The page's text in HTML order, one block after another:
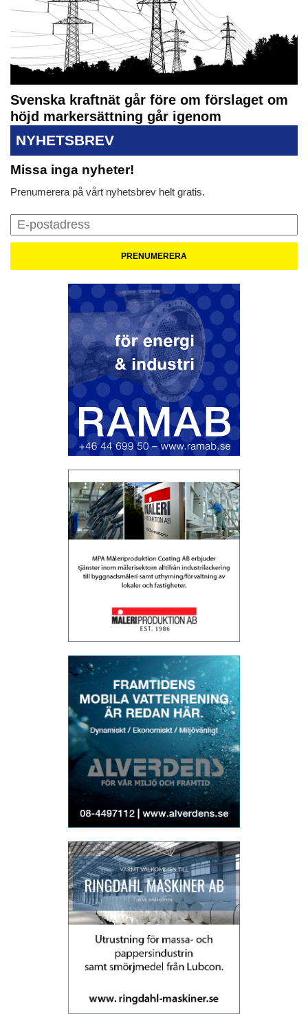
Svenska kraftnät går före om förslaget om
höjd markersättning går igenom
NYHETSBREV
Missa inga nyheter!
Prenumerera på vårt nyhetsbrev helt gratis.